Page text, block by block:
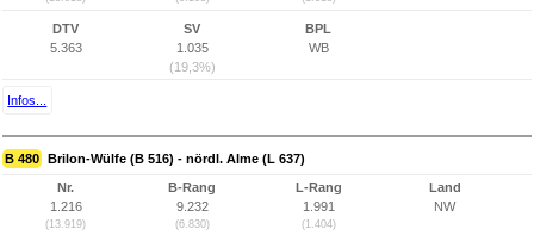
DTV
5.363
SV
1.035
(19,3%)
BPL
WB
Infos...
B 480 Brilon-Wülfe (B 516) - nördl. Alme (L 637)
Nr.
1.216
(13.919)
B-Rang
9.232
(6.830)
L-Rang
1.991
(1.404)
Land
NW